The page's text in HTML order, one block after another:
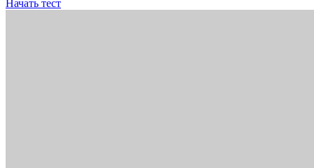
Начать тест